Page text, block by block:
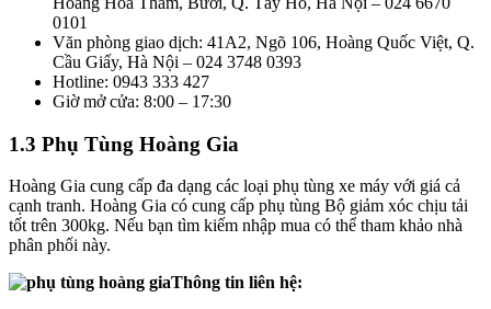
0101
Văn phòng giao dịch: 41A2, Ngõ 106, Hoàng Quốc Việt, Q.
Cầu Giấy, Hà Nội – 024 3748 0393
Hotline: 0943 333 427
Giờ mở cửa: 8:00 – 17:30
1.3 Phụ Tùng Hoàng Gia
Hoàng Gia cung cấp đa dạng các loại phụ tùng xe máy với giá cả
cạnh tranh. Hoàng Gia có cung cấp phụ tùng Bộ giảm xóc chịu tải
tốt trên 300kg. Nếu bạn tìm kiếm nhập mua có thể tham khảo nhà
phân phối này.
Thông tin liên hệ: